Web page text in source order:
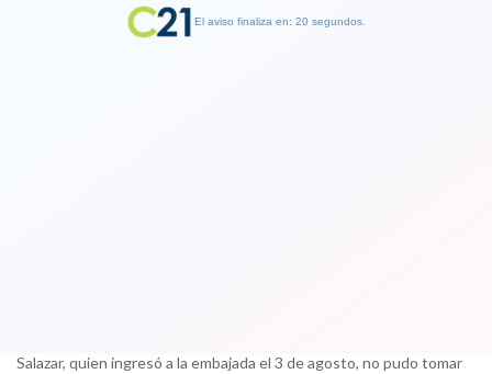
Salazar, quien ingresó a la embajada el 3 de agosto, no pudo tomar
El aviso finaliza en: 19 segundos.